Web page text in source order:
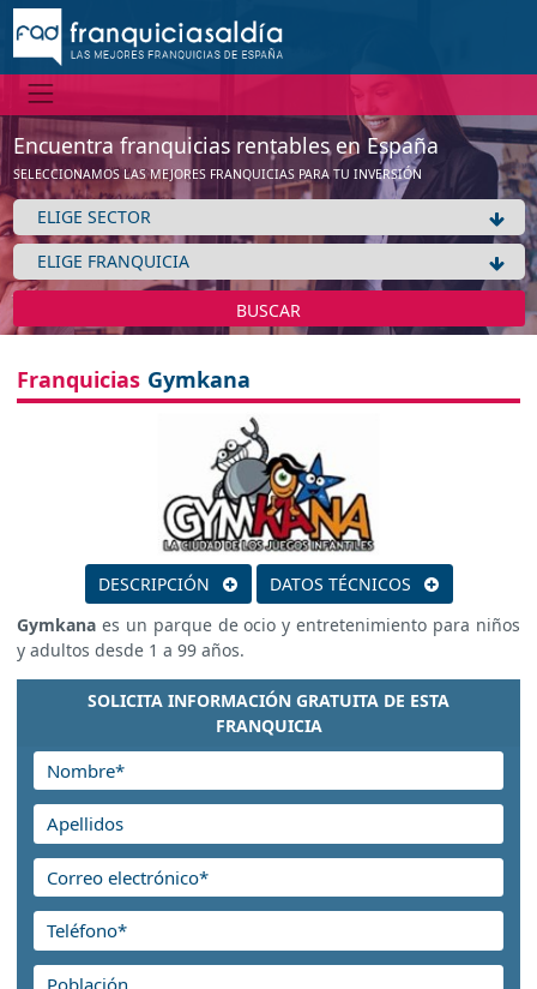
Encuentra franquicias rentables en España
SELECCIONAMOS LAS MEJORES FRANQUICIAS PARA TU INVERSIÓN
BUSCAR
Franquicias Gymkana
DESCRIPCIÓN
DATOS TÉCNICOS
Gymkana es un parque de ocio y entretenimiento para niños
y adultos desde 1 a 99 años.
SOLICITA INFORMACIÓN GRATUITA DE ESTA
FRANQUICIA
Información
No tenemos información de la expansión de esta franquicia
Ver franquicias de Servicios varios
Aceptar